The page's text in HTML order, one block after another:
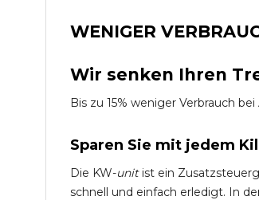
WENIGER
Wir senken Ihren
Bis zu 15% weniger Verbrauch
Sparen Sie mit jedem
Die KW-unitist ein
schnell und einfach erledigt. In